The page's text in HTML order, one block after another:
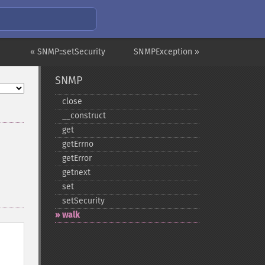
SNMPException »
« SNMP::setSecurity
SNMP
close
_​_​construct
get
getErrno
getError
getnext
set
setSecurity
walk